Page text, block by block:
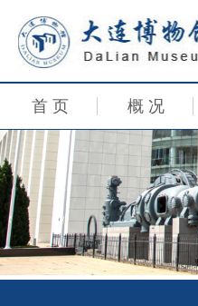
首 页 概 况